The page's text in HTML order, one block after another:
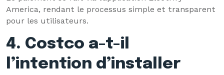
America, rendant le processus simple et transparent
pour les utilisateurs.
4. Costco a-t-il
l’intention d’installer